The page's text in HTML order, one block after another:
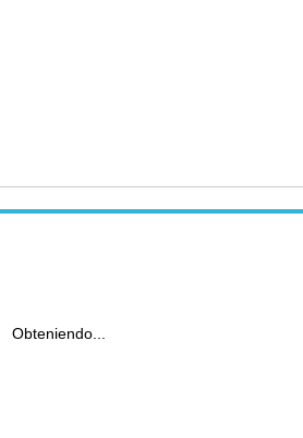
Obteniendo...